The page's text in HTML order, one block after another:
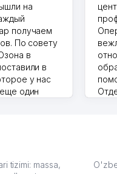
на
получаем
По совету
в
в
у нас
один
все что
tizimi: massa,